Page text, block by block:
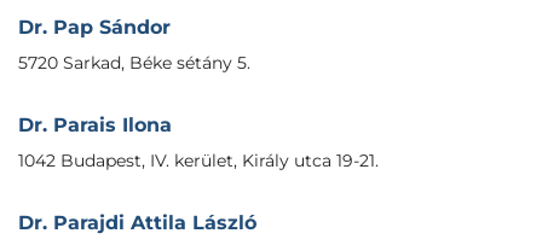
Dr. Pap Sándor
5720 Sarkad, Béke sétány 5.
Dr. Parais Ilona
1042 Budapest, IV. kerület, Király utca 19-21.
Dr. Parajdi Attila László